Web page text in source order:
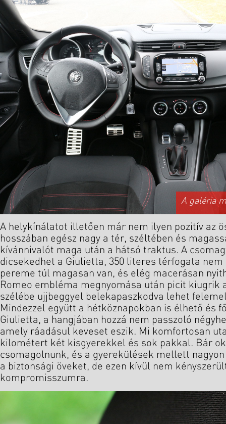
A galéria
A helykínálatot illetően már nem ilyen pozitív az
hosszában egész nagy a tér, széltében és
kívánnivalót maga után a hátsó traktus. A
dicsekedhet a Giulietta, 350 literes térfogata nem
pereme túl magasan van, és elég macerásan
Romeo embléma megnyomása után picit kiugrik
szélébe ujjbeggyel belekapaszkodva lehet
Mindezzel együtt a hétköznapokban is élhető és
Giulietta, a hangjában hozzá nem passzoló
amely ráadásul keveset eszik. Mi komfortosan
kilométert két kisgyerekkel és sok pakkal. Bár
csomagolnunk, és a gyerekülések mellett
a biztonsági öveket, de ezen kívül nem
kompromisszumra.